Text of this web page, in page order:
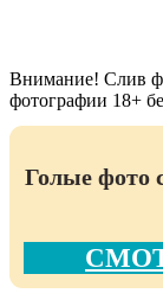
Внимание! Слив
фотографии 18+
Голые фото